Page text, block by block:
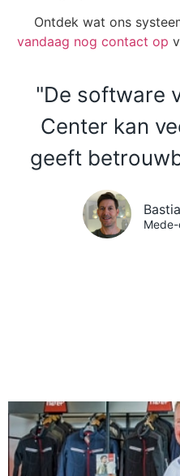
Ontdek wat ons
vandaag nog contact op
"De software
Center kan
geeft